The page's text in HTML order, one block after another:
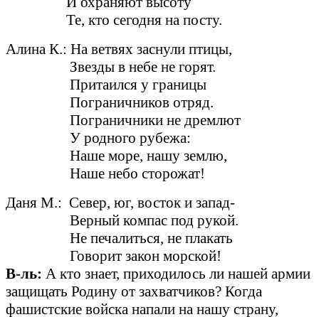
Те, кто сегодня на посту.
Алина К.: На ветвях заснули птицы,
Звезды в небе не горят.
Притаился у границы
Пограничников отряд.
Пограничники не дремлют
У родного рубежа:
Наше море, нашу землю,
Наше небо сторожат!
Даня М.: Север, юг, восток и запад-
Верный компас под рукой.
Не печалиться, не плакать
Говорит закон морской!
В-ль: А кто знает, приходилось ли нашей армии
защищать Родину от захватчиков? Когда
фашистские войска напали на нашу страну,